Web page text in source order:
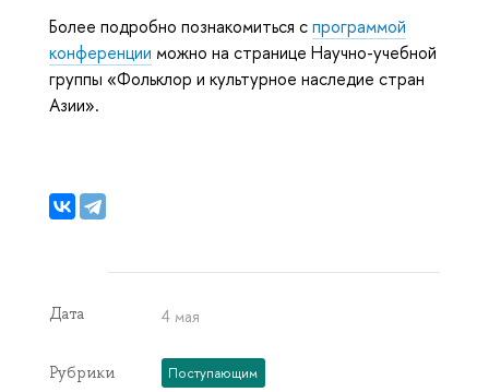
Более подробно познакомиться спрограммой
конференции можно на странице Научно-учебной
группы «Фольклор и культурное наследие стран
Азии».
Дата 4 мая
Рубрики Поступающим